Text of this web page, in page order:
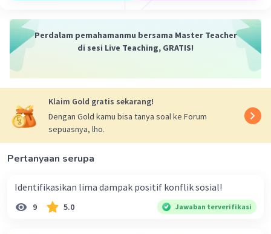
pengertian dan pola-pola umum sehingga
sosiologi meneliti dan mencari apa uang menjadi
serta struktur masyarakat.
Beri Rating ·0.0(0) Balas
Mazaya M
Jawaban terverifikasi
Sifat dan Hakikat Sosiologi
Sosiologi termasuk rumpun ilmu-ilmu sosial yang
Perdalam pemahamanmu bersama Master Teacher
di sesi Live Teaching, GRATIS!
Klaim Gold gratis sekarang!
Dengan Gold kamu bisa tanya soal ke Forum
sepuasnya, lho.
Pertanyaan serupa
Identifikasikan lima dampak positif konflik sosial!
9 5.0 Jawaban terverifikasi